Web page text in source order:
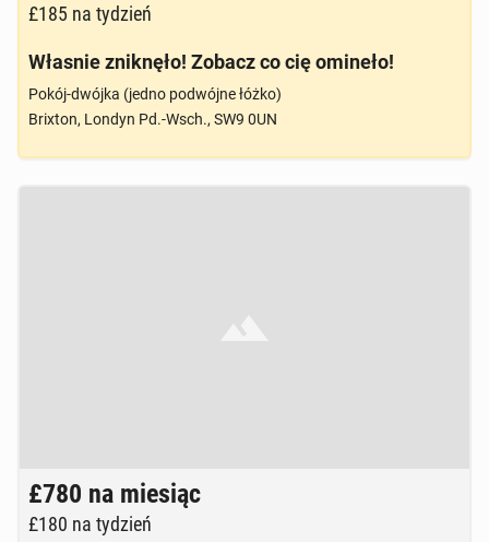
£185 na tydzień
Własnie zniknęło! Zobacz co cię omineło!
Pokój-dwójka (jedno podwójne łóżko)
Brixton, Londyn Pd.-Wsch., SW9 0UN
Brak zdjęcia
£780 na miesiąc
£180 na tydzień